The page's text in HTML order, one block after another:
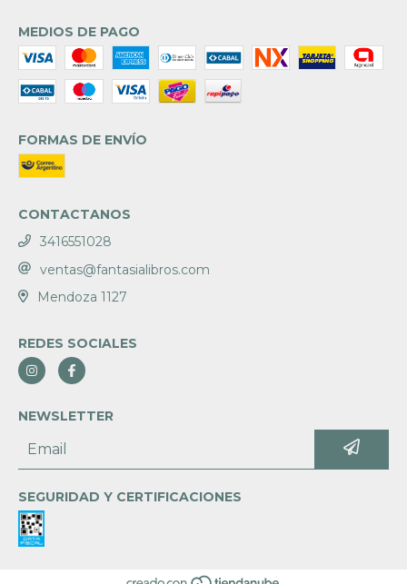
MEDIOS DE PAGO
FORMAS DE ENVÍO
CONTACTANOS
3416551028
ventas@fantasialibros.com
Mendoza 1127
REDES SOCIALES
NEWSLETTER
SEGURIDAD Y CERTIFICACIONES